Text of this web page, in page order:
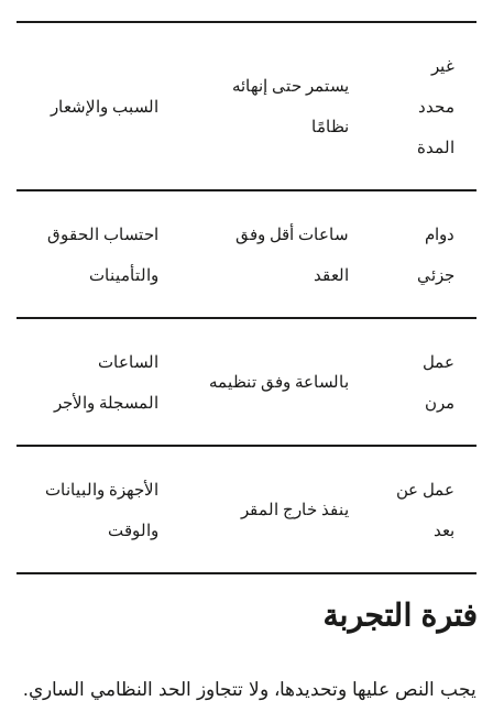
غير
محدد
المدة
يستمر حتى إنهائه
نظامًا
السبب والإشعار
دوام
جزئي
ساعات أقل وفق
العقد
احتساب الحقوق
والتأمينات
عمل
مرن
بالساعة وفق تنظيمه
الساعات
المسجلة والأجر
عمل عن
بعد
ينفذ خارج المقر
الأجهزة والبيانات
والوقت
فترة التجربة
يجب النص عليها وتحديدها، ولا تتجاوز الحد النظامي الساري.